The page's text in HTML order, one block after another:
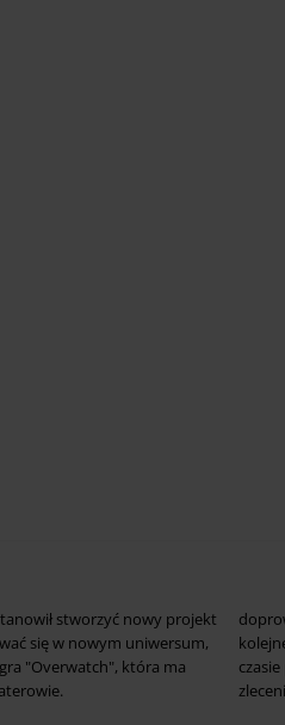
stworzyć nowy projekt
się w nowym uniwersum,
"Overwatch", która ma